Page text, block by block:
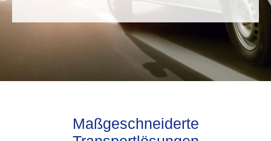
Maßgeschneiderte